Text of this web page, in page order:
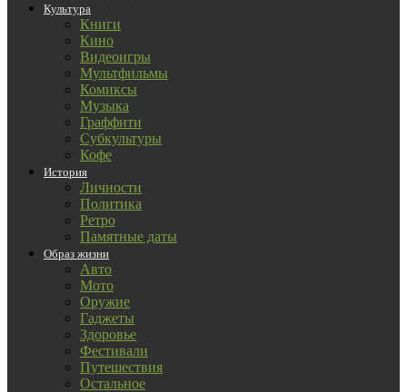
Культура
Книги
Кино
Видеоигры
Мультфильмы
Комиксы
Музыка
Граффити
Субкультуры
Кофе
История
Личности
Политика
Ретро
Памятные даты
Образ жизни
Авто
Мото
Оружие
Гаджеты
Здоровье
Фестивали
Путешествия
Остальное